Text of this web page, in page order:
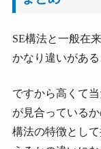
SE構法と一般在
かなり違いがあ
ですから高くて
が見合っている
構法の特徴とし